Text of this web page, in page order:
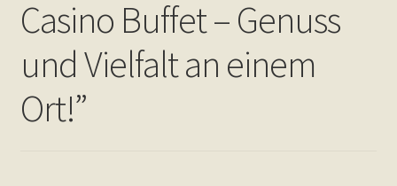
Checkout
Contact
Finalizar compra
Casino Buffet – Genuss
und Vielfalt an einem
Ort!”